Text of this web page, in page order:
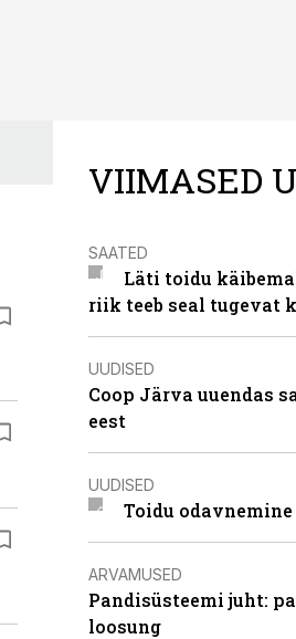
VIIMASED
SAATED
Läti toidu
riik teeb seal tugevat
UUDISED
Coop Järva uuendas
eest
UUDISED
Toidu
ARVAMUSED
Pandisüsteemi juht:
loosung